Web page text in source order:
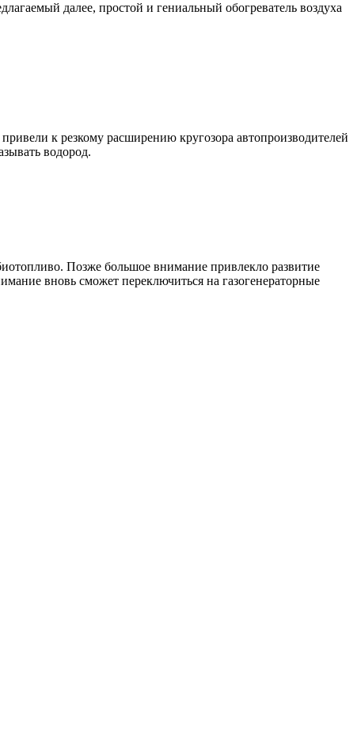
далее, простой и гениальный обогреватель воздуха
к резкому расширению кругозора автопроизводителей
водород.
Позже большое внимание привлекло развитие
вновь сможет переключиться на газогенераторные